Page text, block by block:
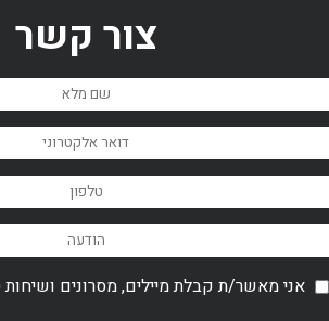
צור קשר
אני מאשר/ת קבלת מיילים, מסרונים ושיחות